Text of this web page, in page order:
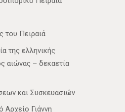
του Πειραιά
της ελληνικής
αιώνας – δεκαετία
και Συσκευασιών
Αρχείο Γιάννη